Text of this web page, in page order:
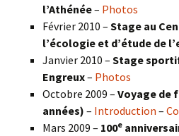
l’Athénée– Photos
Février 2010 – Stage au
l’écologie et d’étude de
Janvier 2010 – Stage sportif
Engreux– Photos
Octobre 2009 – Voyage de
années) – Introduction –
Mars 2009 – 100e